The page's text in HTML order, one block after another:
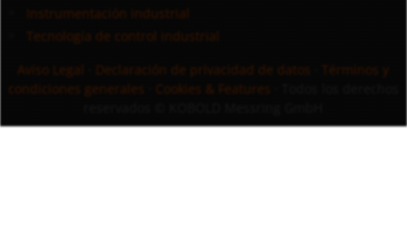
Instrumentación industrial
Tecnología de control industrial
Aviso Legal
Declaración de privacidad de datos
Términos y
condiciones generales
Cookies & Features